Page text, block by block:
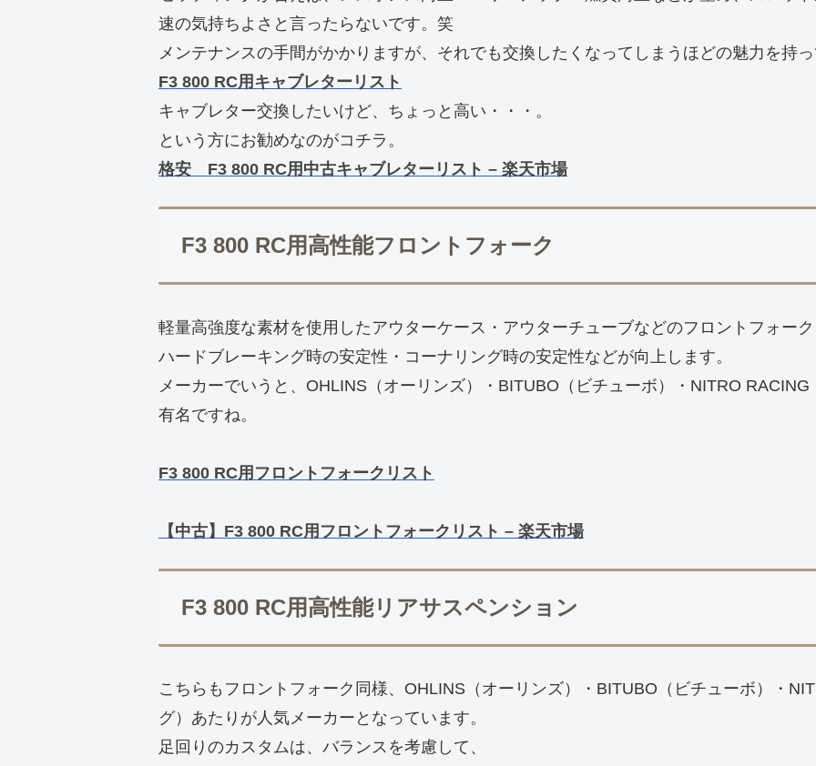
速の気持ちよさと言ったらないです。笑
メンテナンスの手間がかかりますが、それでも交換したくなってしまうほどの魅力を持
F3 800 RC用キャブレターリスト
キャブレター交換したいけど、ちょっと高い・・・。
という方にお勧めなのがコチラ。
格安 F3 800 RC用中古キャブレターリスト – 楽天市場
F3 800 RC用高性能フロントフォーク
軽量高強度な素材を使用したアウターケース・アウターチューブなどのフロントフォー
ハードブレーキング時の安定性・コーナリング時の安定性などが向上します。
メーカーでいうと、OHLINS（オーリンズ）・BITUBO（ビチューボ）・NITRO
有名ですね。
F3 800 RC用フロントフォークリスト
【中古】F3 800 RC用フロントフォークリスト – 楽天市場
F3 800 RC用高性能リアサスペンション
こちらもフロントフォーク同様、OHLINS（オーリンズ）・BITUBO（ビチューボ）・
グ）あたりが人気メーカーとなっています。
足回りのカスタムは、バランスを考慮して、